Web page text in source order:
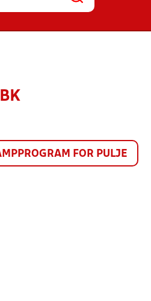
FOR PULJE